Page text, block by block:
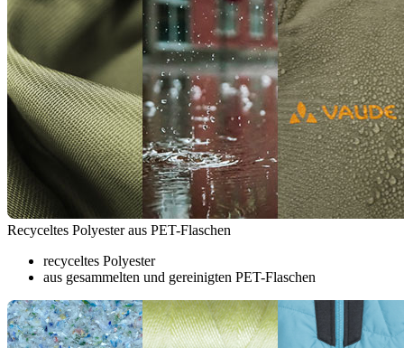
Recyceltes Polyester aus PET-Flaschen
recyceltes Polyester
aus gesammelten und gereinigten PET-Flaschen